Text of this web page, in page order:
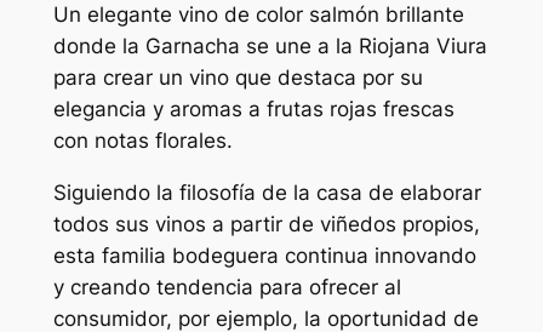
Un elegante vino de color salmón brillante
donde la Garnacha se une a la Riojana Viura
para crear un vino que destaca por su
elegancia y aromas a frutas rojas frescas
con notas florales.
Siguiendo la filosofía de la casa de elaborar
todos sus vinos a partir de viñedos propios,
esta familia bodeguera continua innovando
y creando tendencia para ofrecer al
consumidor, por ejemplo, la oportunidad de